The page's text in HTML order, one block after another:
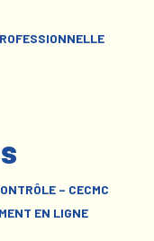
– CECMC
EN LIGNE